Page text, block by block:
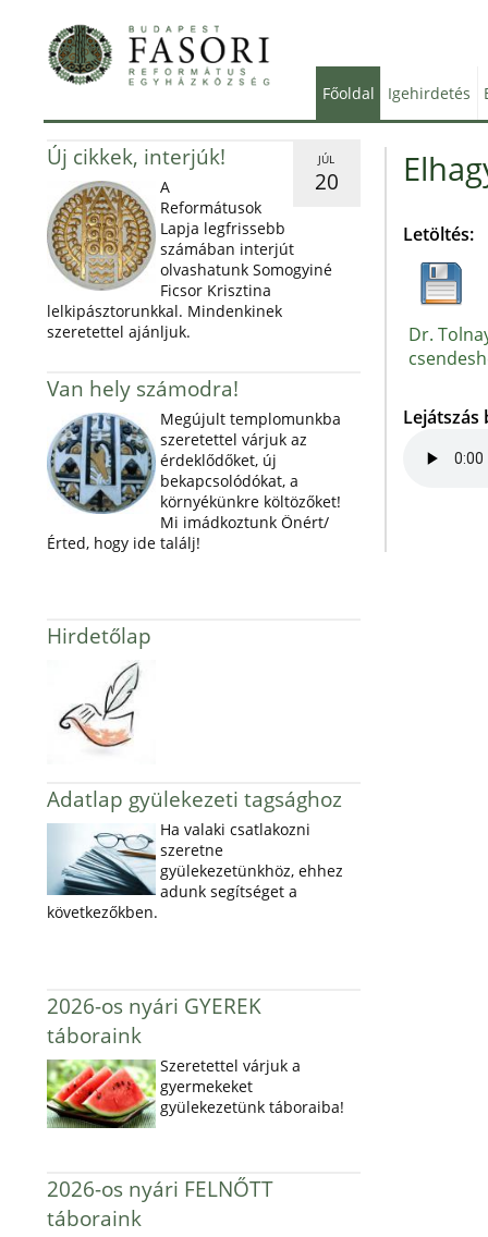
Főoldal Igehirdetés
JÚL
20
Új cikkek, interjúk!
A
Reformátusok
Lapja legfrissebb
számában interjút
olvashatunk Somogyiné
Ficsor Krisztina
lelkipásztorunkkal. Mindenkinek
szeretettel ajánljuk.
Van hely számodra!
Megújult templomunkba
szeretettel várjuk az
érdeklődőket, új
bekapcsolódókat, a
környékünkre költözőket!
Mi imádkoztunk Önért/
Érted, hogy ide találj!
Hirdetőlap
Adatlap gyülekezeti tagsághoz
Ha valaki csatlakozni
szeretne
gyülekezetünkhöz, ehhez
adunk segítséget a
következőkben.
2026-os nyári GYEREK
táboraink
Szeretettel várjuk a
gyermekeket
gyülekezetünk táboraiba!
2026-os nyári FELNŐTT
táboraink
Letöltés:
Dr.
Lejátszás